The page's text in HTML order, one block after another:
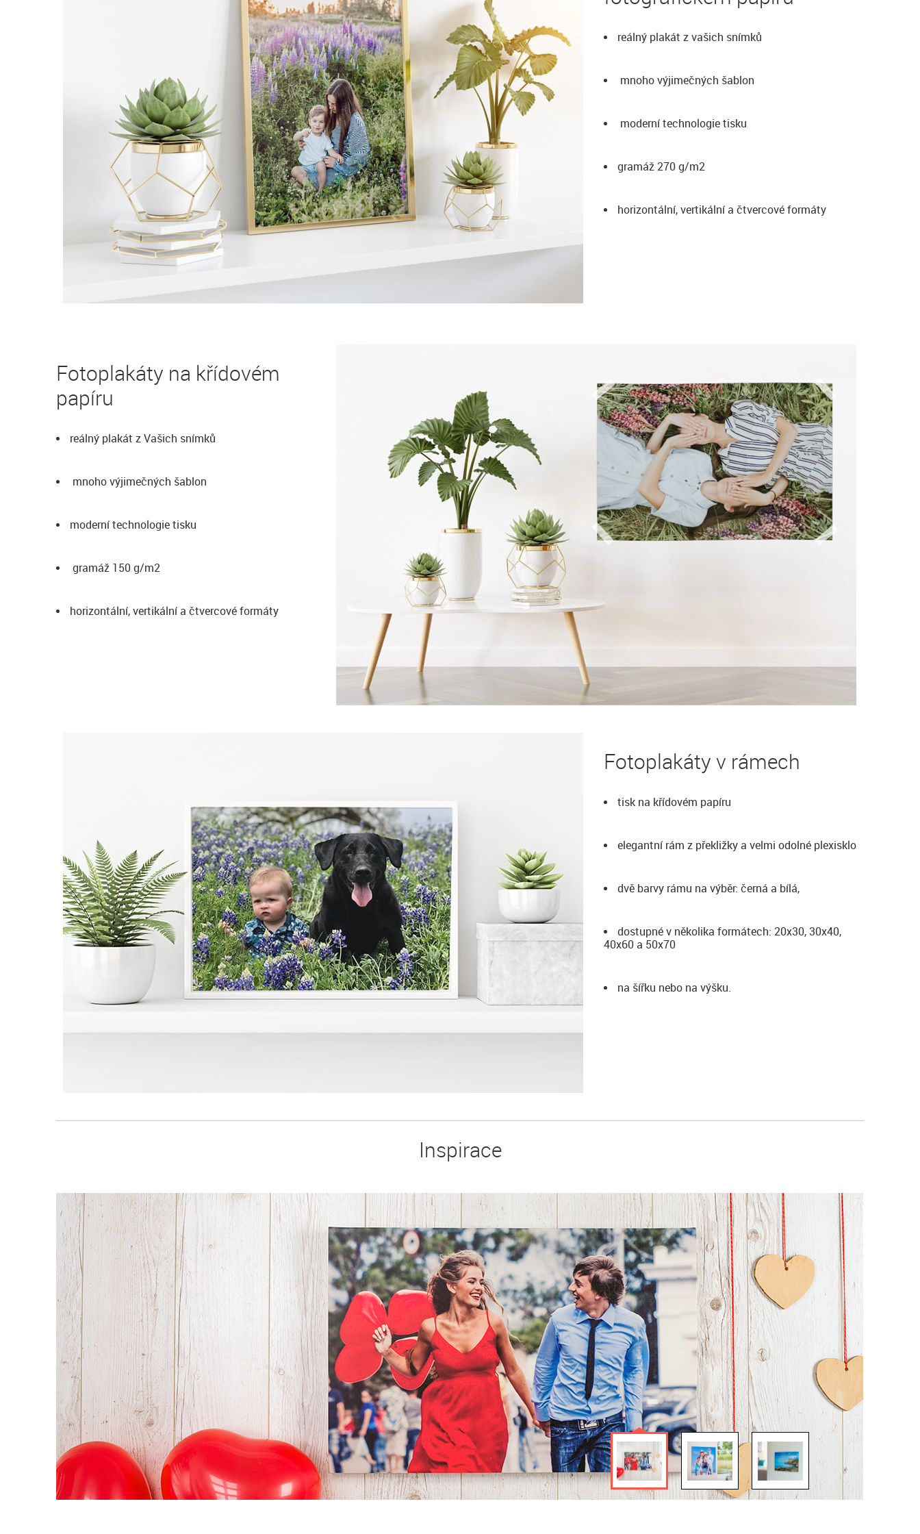
reálný plakát z vašich snímků
mnoho výjimečných šablon
moderní technologie tisku
gramáž 270 g/m2
horizontální, vertikální a čtvercové formáty
Fotoplakáty na křídovém
papíru
reálný plakát z Vašich snímků
mnoho výjimečných šablon
moderní technologie tisku
gramáž 150 g/m2
horizontální, vertikální a čtvercové formáty
Fotoplakáty v rámech
tisk na křídovém papíru
elegantní rám z překližky a velmi odolné plexisklo
dvě barvy rámu na výběr: černá a bílá,
dostupné v několika formátech: 20x30, 30x40,
40x60 a 50x70
na šířku nebo na výšku.
Inspirace